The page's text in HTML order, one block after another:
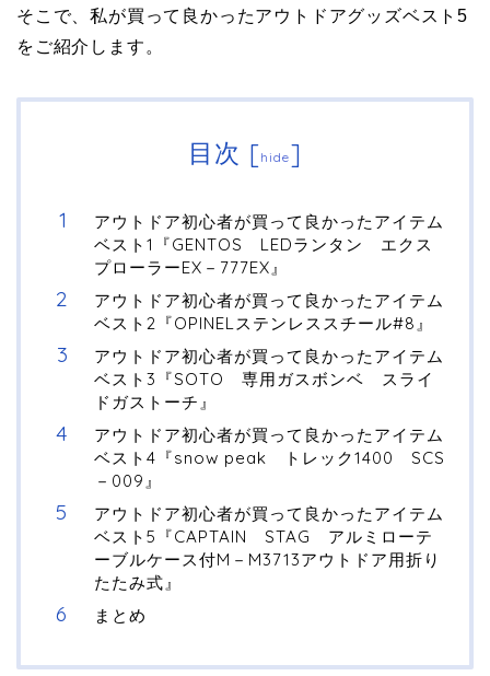
そこで、私が買って良かったアウトドアグッズベスト5
をご紹介します。
目次 [hide]
アウトドア初心者が買って良かったアイテム
ベスト1『GENTOS LEDランタン エクス
プローラーEX－777EX』
アウトドア初心者が買って良かったアイテム
ベスト2『OPINELステンレススチール#8』
アウトドア初心者が買って良かったアイテム
ベスト3『SOTO 専用ガスボンベ スライ
ドガストーチ』
アウトドア初心者が買って良かったアイテム
ベスト4『snow peak トレック1400 SCS
－009』
アウトドア初心者が買って良かったアイテム
ベスト5『CAPTAIN STAG アルミローテ
ーブルケース付M－M3713アウトドア用折り
たたみ式』
まとめ